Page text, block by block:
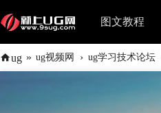
图文教程
ug » ug视频网 › ug学习技术论坛